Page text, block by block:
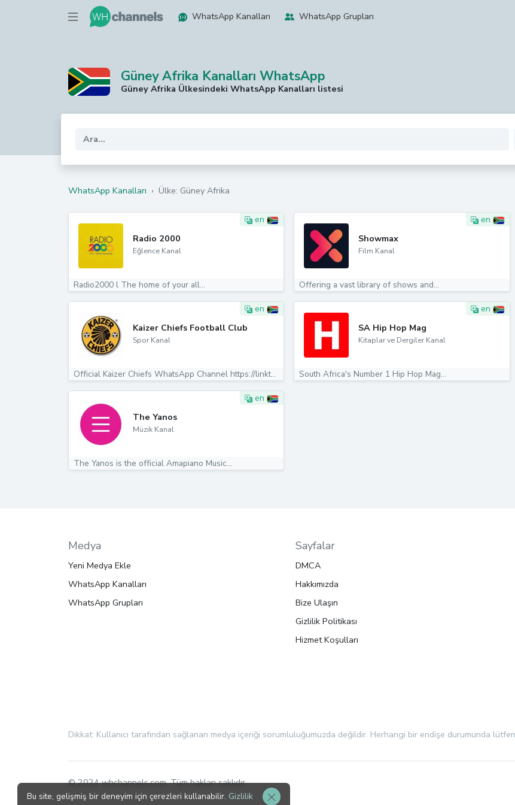
WhatsApp Kanalları WhatsApp Grupları
Güney Afrika Kanalları WhatsApp
Güney Afrika Ülkesindeki WhatsApp Kanalları listesi
WhatsApp Kanalları › Ülke: Güney Afrika
en
Radio 2000
Eğlence Kanal
Radio2000 l The home of your all...
en
Showmax
Film Kanal
Offering a vast library of shows and...
en
Kaizer Chiefs Football Club
Spor Kanal
Official Kaizer Chiefs WhatsApp Channel️️ https://linktr.ee/kaizerchiefs #Amakhosi4Life
en
SA Hip Hop Mag
Kitaplar ve Dergiler Kanal
South Africa's Number 1 Hip Hop Mag...
en
The Yanos
Müzik Kanal
The Yanos is the official Amapiano Music...
Medya
Yeni Medya Ekle
WhatsApp Kanalları
WhatsApp Grupları
Sayfalar
DMCA
Hakkımızda
Bize Ulaşın
Gizlilik Politikası
Hizmet Koşulları
Dikkat: Kullanıcı tarafından sağlanan medya içeriği sorumluluğumuzda değildir. Herhangi bir endişe durumunda
© 2024 whchannels.com, Tüm hakları saklıdır.
Bu site, gelişmiş bir deneyim için çerezleri kullanabilir. Gizlilik